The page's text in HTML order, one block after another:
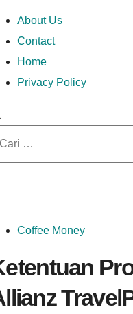
Money
Way
In
About Us
Contact
Home
Privacy Policy
Coffee Money